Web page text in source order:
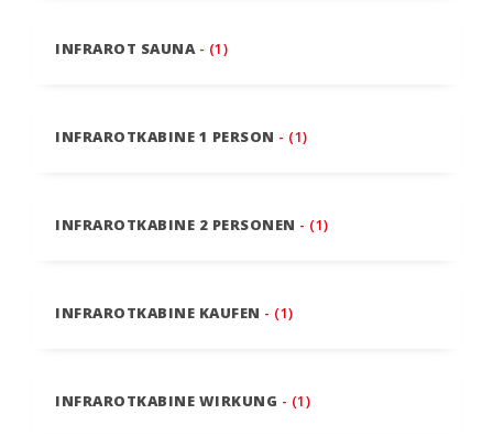
INFRAROT SAUNA - (1)
INFRAROTKABINE 1 PERSON - (1)
INFRAROTKABINE 2 PERSONEN - (1)
INFRAROTKABINE KAUFEN - (1)
INFRAROTKABINE WIRKUNG - (1)